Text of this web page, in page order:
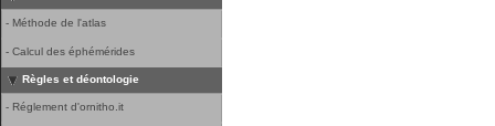
- Méthode de l'atlas
- Calcul des éphémérides
Règles et déontologie
- Réglement d'ornitho.it